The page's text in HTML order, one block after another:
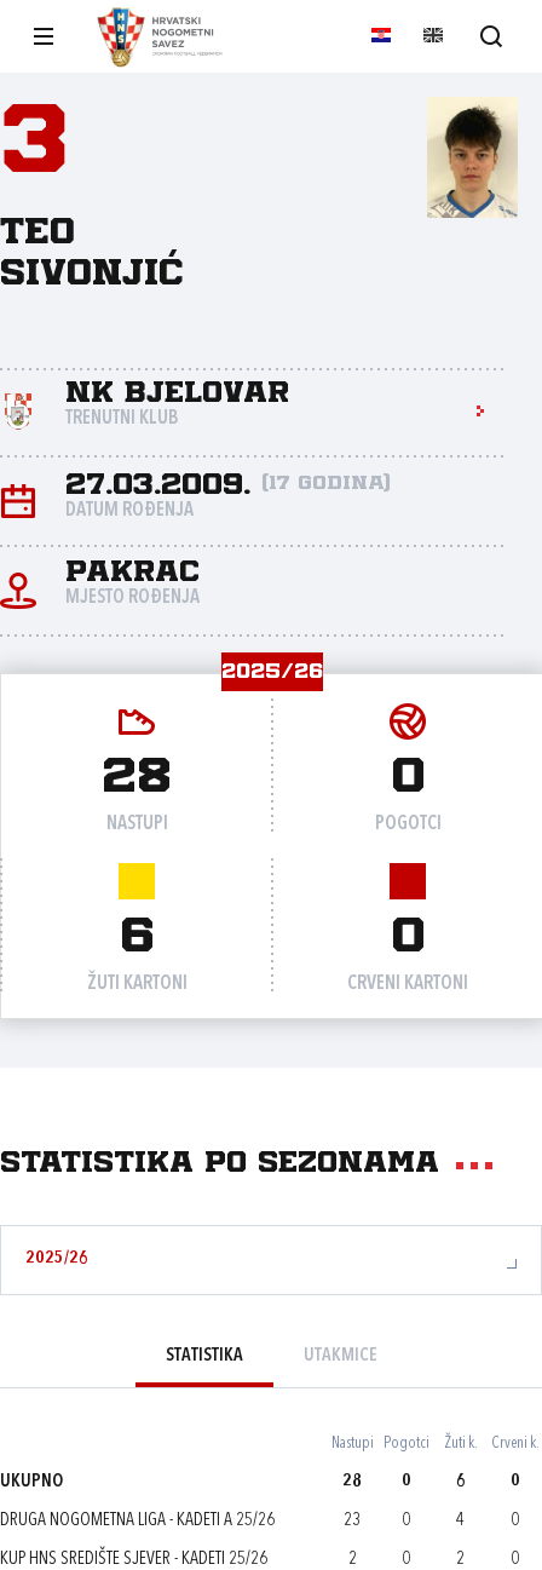
3
Teo
Sivonjić
NK Bjelovar
TRENUTNI KLUB
27.03.2009. (17 godina)
DATUM ROĐENJA
Pakrac
MJESTO ROĐENJA
2025/26
28
NASTUPI
0
POGOTCI
6
ŽUTI KARTONI
0
CRVENI KARTONI
Statistika po sezonama
2025/26
STATISTIKA UTAKMICE
Nastupi Pogotci Žuti k. Crveni k.
UKUPNO 28 0 6 0
DRUGA NOGOMETNA LIGA - KADETI A 25/26 23 0 4 0
KUP HNS SREDIŠTE SJEVER - KADETI 25/26 2 0 2 0